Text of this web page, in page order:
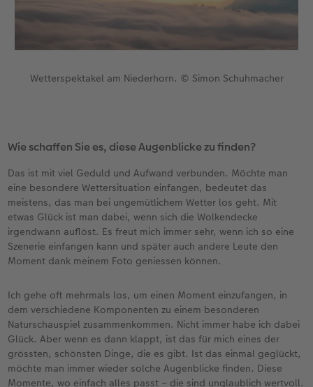
Wetterspektakel am Niederhorn. © Simon Schuhmacher
Wie schaffen Sie es, diese Augenblicke zu finden?
Das ist mit viel Geduld und Aufwand verbunden. Möchte man
eine besondere Wettersituation einfangen, bedeutet das
meistens, das man bei ungemütlichem Wetter los geht. Mit
etwas Glück ist man dabei, wenn sich die Wolkendecke
irgendwann auflöst. Es freut mich immer sehr, wenn ich so eine
Szenerie einfangen kann und später auch andere Leute den
Moment dank meinem Foto geniessen können.
Ich gehe oft mehrmals los, um einen Moment einzufangen, in
dem verschiedene Komponenten zu einem besonderen
Naturschauspiel zusammenkommen. Nicht immer habe ich dabei
Glück. Aber wenn es dann klappt, ist das für mich eines der
grössten, schönsten Dinge, die es gibt. Ist das einmal geglückt,
möchte man immer wieder solche Augenblicke finden. Diese
Momente, wo einfach alles passt – die sind unglaublich wertvoll.